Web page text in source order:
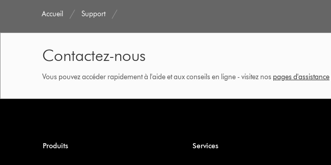
Accueil Support
Contactez-nous
Vous pouvez accéder rapidement à l'aide et aux conseils en ligne - visitez nos pages d'assistance
Produits Services